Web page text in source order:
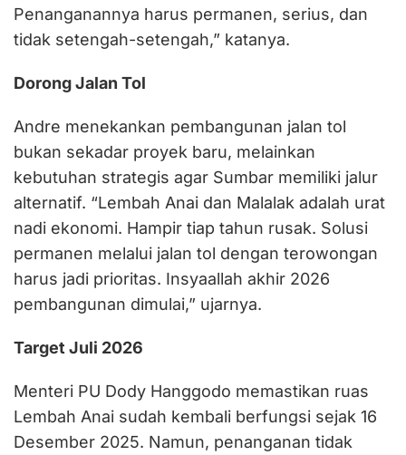
Penanganannya harus permanen, serius, dan
tidak setengah-setengah,” katanya.
Dorong Jalan Tol
Andre menekankan pembangunan jalan tol
bukan sekadar proyek baru, melainkan
kebutuhan strategis agar Sumbar memiliki jalur
alternatif. “Lembah Anai dan Malalak adalah urat
nadi ekonomi. Hampir tiap tahun rusak. Solusi
permanen melalui jalan tol dengan terowongan
harus jadi prioritas. Insyaallah akhir 2026
pembangunan dimulai,” ujarnya.
Target Juli 2026
Menteri PU Dody Hanggodo memastikan ruas
Lembah Anai sudah kembali berfungsi sejak 16
Desember 2025. Namun, penanganan tidak